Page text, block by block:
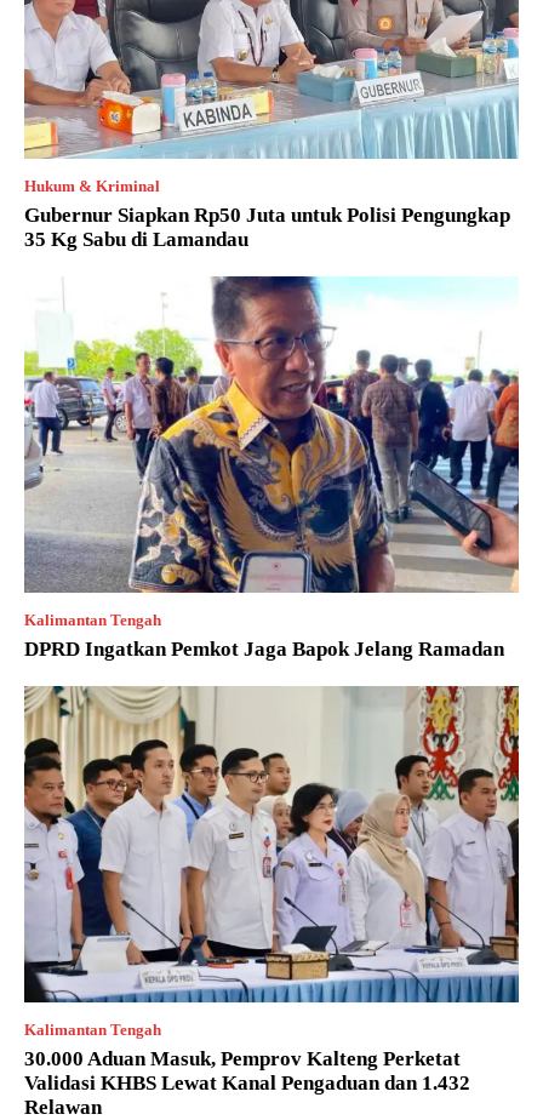
Hukum & Kriminal
Gubernur Siapkan Rp50 Juta untuk Polisi Pengungkap
35 Kg Sabu di Lamandau
Kalimantan Tengah
DPRD Ingatkan Pemkot Jaga Bapok Jelang Ramadan
Kalimantan Tengah
30.000 Aduan Masuk, Pemprov Kalteng Perketat
Validasi KHBS Lewat Kanal Pengaduan dan 1.432
Relawan